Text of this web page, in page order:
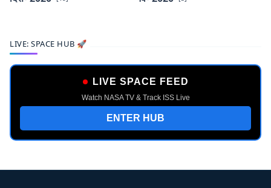
LIVE: SPACE HUB 🚀
LIVE SPACE FEED
Watch NASA TV & Track ISS Live
ENTER HUB